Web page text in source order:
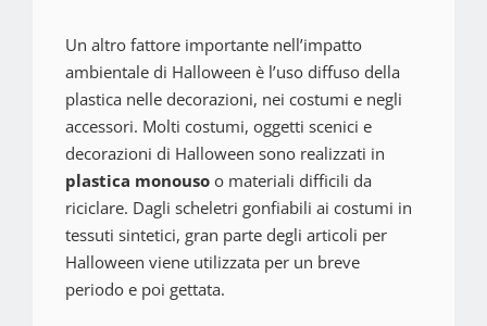
Un altro fattore importante nell’impatto
ambientale di Halloween è l’uso diffuso della
plastica nelle decorazioni, nei costumi e negli
accessori. Molti costumi, oggetti scenici e
decorazioni di Halloween sono realizzati in
plastica monouso o materiali difficili da
riciclare. Dagli scheletri gonfiabili ai costumi in
tessuti sintetici, gran parte degli articoli per
Halloween viene utilizzata per un breve
periodo e poi gettata.